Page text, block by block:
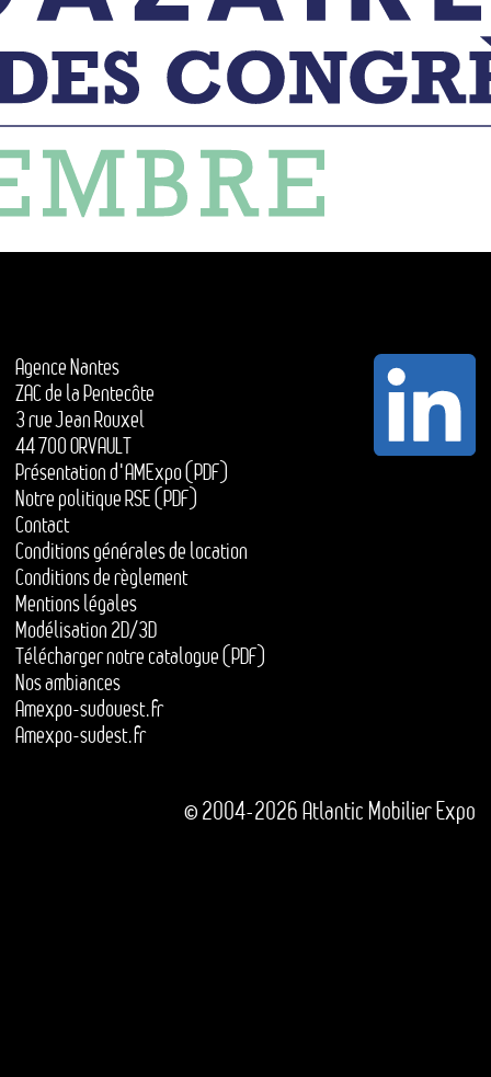
Agence Nantes
ZAC de la Pentecôte
3 rue Jean Rouxel
44 700 ORVAULT
Présentation d'AMExpo (PDF)
Notre politique RSE (PDF)
Contact
Conditions générales de location
Conditions de règlement
Mentions légales
Modélisation 2D/3D
Télécharger notre catalogue (PDF)
Nos ambiances
Amexpo-sudouest.fr
Amexpo-sudest.fr
© 2004-2026 Atlantic Mobilier Expo